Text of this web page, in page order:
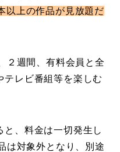
以上の作品が見放題だ
週間、有料会員と全
テレビ番組等を楽しむ
、料金は一切発生し
は対象外となり、別途